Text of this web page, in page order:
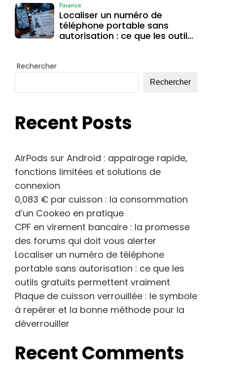
Localiser un numéro de
téléphone portable sans
autorisation : ce que les outils
Finance
Rechercher
Rechercher
Recent Posts
AirPods sur Android : appairage rapide,
fonctions limitées et solutions de
connexion
0,083 € par cuisson : la consommation
d’un Cookeo en pratique
CPF en virement bancaire : la promesse
des forums qui doit vous alerter
Localiser un numéro de téléphone
portable sans autorisation : ce que les
outils gratuits permettent vraiment
Plaque de cuisson verrouillée : le symbole
à repérer et la bonne méthode pour la
déverrouiller
Recent Comments